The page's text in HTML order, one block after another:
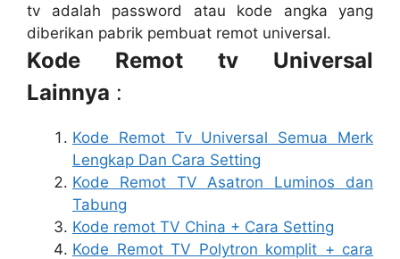
tv adalah password atau kode angka yang
diberikan pabrik pembuat remot universal.
Kode Remot tv Universal
Lainnya :
Kode Remot Tv Universal Semua Merk
Lengkap Dan Cara Setting
Kode Remot TV Asatron Luminos dan
Tabung
Kode remot TV China + Cara Setting
Kode Remot TV Polytron komplit + cara